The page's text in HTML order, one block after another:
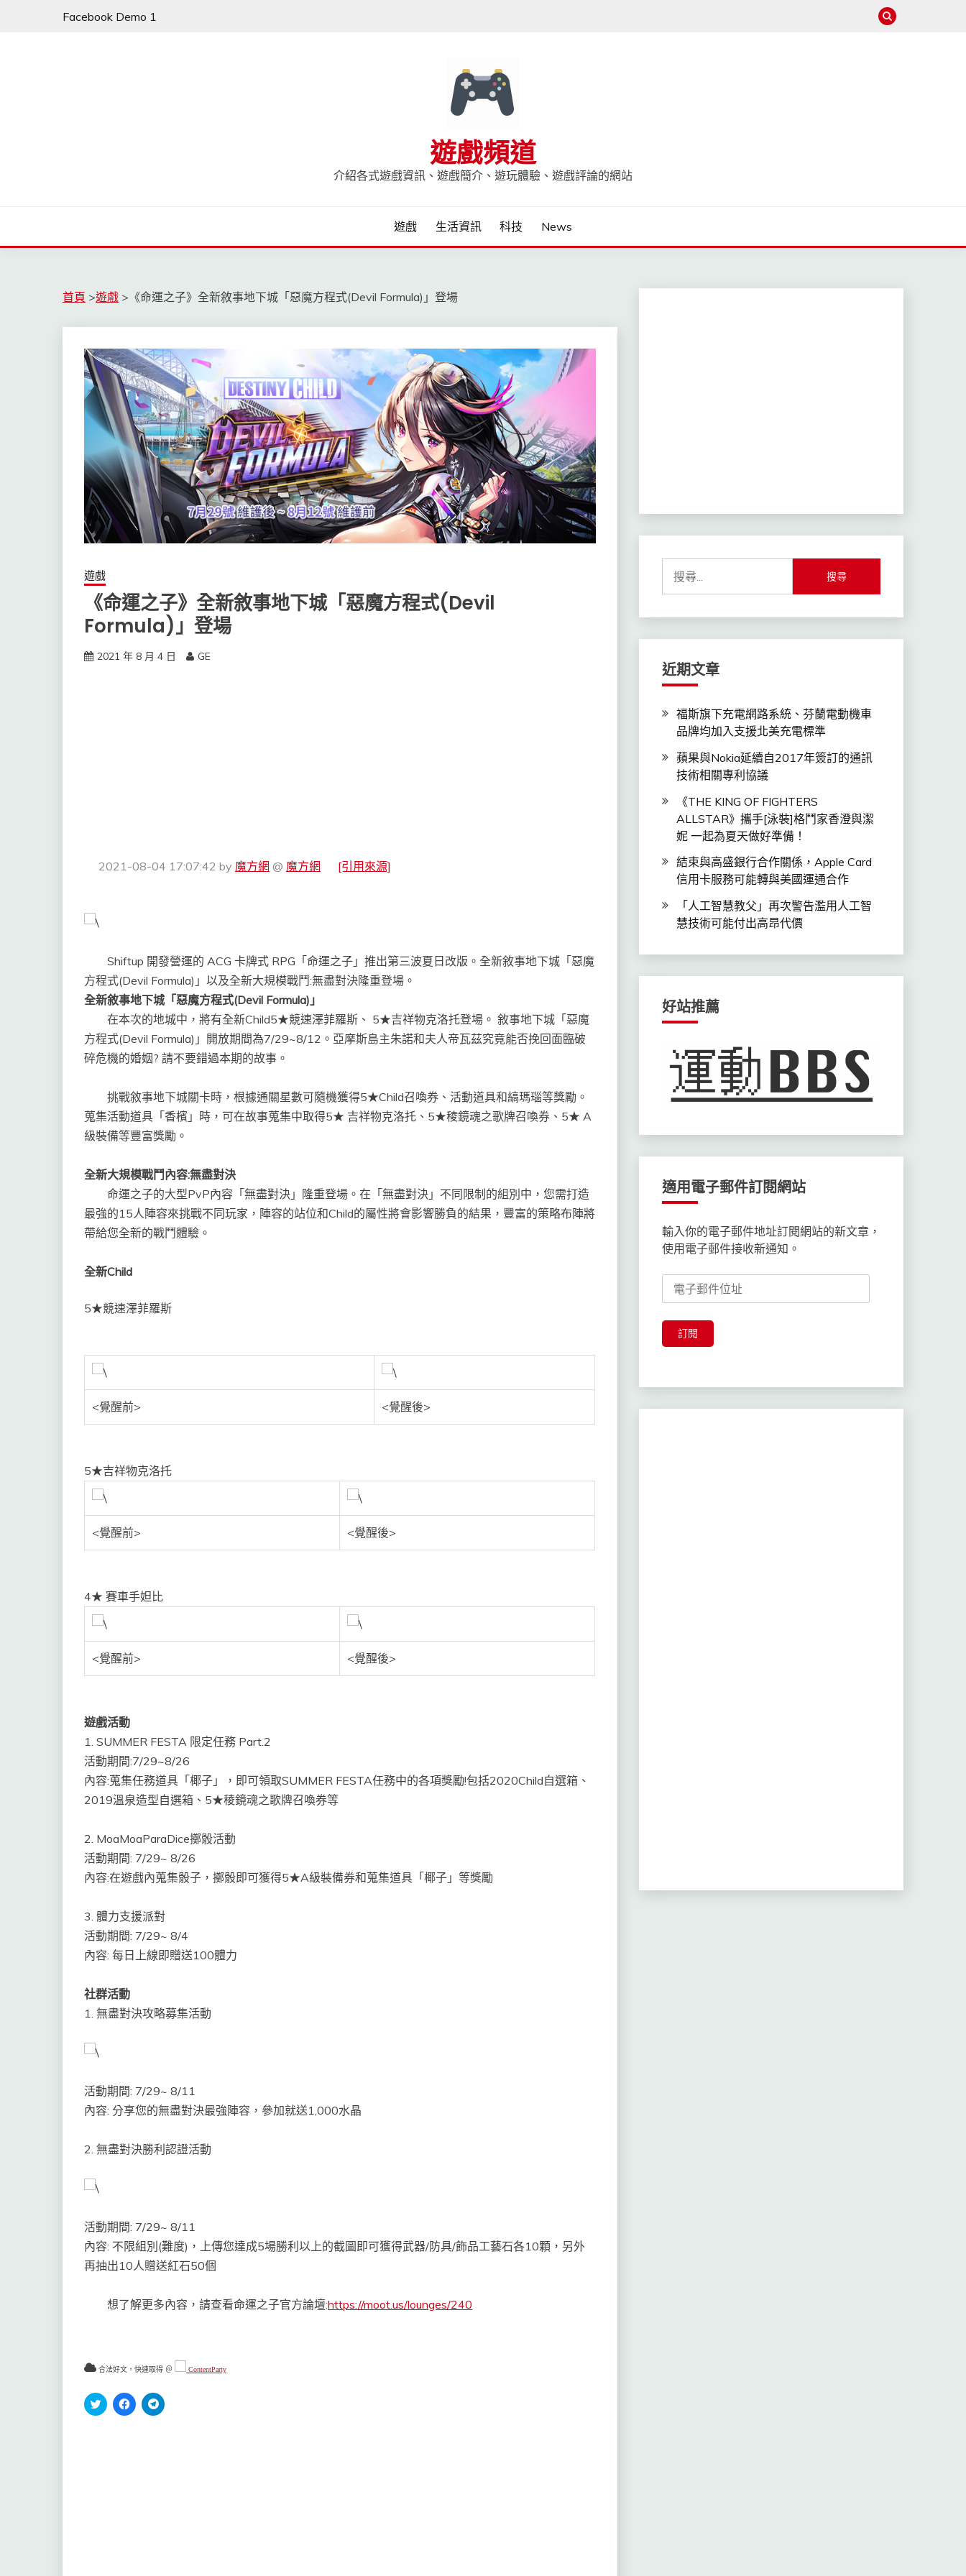
Facebook Demo 1
遊戲頻道
介紹各式遊戲資訊、遊戲簡介、遊玩體驗、遊戲評論的網站
遊戲 生活資訊 科技 News
首頁 >遊戲 > 《命運之子》全新敘事地下城「惡魔方程式(Devil Formula)」登場
遊戲
《命運之子》全新敘事地下城「惡魔方程式(Devil
Formula)」登場
2021 年 8 月 4 日 GE
2021-08-04 17:07:42 by 魔方網 @ 魔方網 [引用來源]
Shiftup 開發營運的 ACG 卡牌式 RPG「命運之子」推出第三波夏日改版。全新敘事地下城「惡魔
方程式(Devil Formula)」以及全新大規模戰鬥:無盡對決隆重登場。
全新敘事地下城「惡魔方程式(Devil Formula)」
在本次的地城中，將有全新Child5★競速澤菲羅斯、 5★吉祥物克洛托登場。 敘事地下城「惡魔
方程式(Devil Formula)」開放期間為7/29~8/12。亞摩斯島主朱諾和夫人帝瓦茲究竟能否挽回面臨破
碎危機的婚姻? 請不要錯過本期的故事。
挑戰敘事地下城關卡時，根據通關星數可隨機獲得5★Child召喚券、活動道具和縞瑪瑙等獎勵。
蒐集活動道具「香檳」時，可在故事蒐集中取得5★ 吉祥物克洛托、5★稜鏡魂之歌牌召喚券、5★ A
級裝備等豐富獎勵。
全新大規模戰鬥內容:無盡對決
命運之子的大型PvP內容「無盡對決」隆重登場。在「無盡對決」不同限制的組別中，您需打造
最強的15人陣容來挑戰不同玩家，陣容的站位和Child的屬性將會影響勝負的結果，豐富的策略布陣將
帶給您全新的戰鬥體驗。
全新Child
5★競速澤菲羅斯
<覺醒前> <覺醒後>
5★吉祥物克洛托
<覺醒前> <覺醒後>
4★ 賽車手妲比
<覺醒前> <覺醒後>
遊戲活動
1. SUMMER FESTA 限定任務 Part.2
活動期間:7/29~8/26
內容:蒐集任務道具「椰子」，即可領取SUMMER FESTA任務中的各項獎勵!包括2020Child自選箱、
2019溫泉造型自選箱、5★稜鏡魂之歌牌召喚券等
2. MoaMoaParaDice擲骰活動
活動期間: 7/29~ 8/26
內容:在遊戲內蒐集骰子，擲骰即可獲得5★A級裝備券和蒐集道具「椰子」等獎勵
3. 體力支援派對
活動期間: 7/29~ 8/4
內容: 每日上線即贈送100體力
社群活動
1. 無盡對決攻略募集活動
活動期間: 7/29~ 8/11
內容: 分享您的無盡對決最強陣容，參加就送1,000水晶
2. 無盡對決勝利認證活動
活動期間: 7/29~ 8/11
內容: 不限組別(難度)，上傳您達成5場勝利以上的截圖即可獲得武器/防具/飾品工藝石各10顆，另外
再抽出10人贈送紅石50個
想了解更多內容，請查看命運之子官方論壇:https://moot.us/lounges/240
合法好文，快速取得 ＠ ContentParty
分
享
按
一
按
一
鍵
字:
近期文章
福斯旗下充電網路系統、芬蘭電動機車
品牌均加入支援北美充電標準
蘋果與Nokia延續自2017年簽訂的通訊
技術相關專利協議
《THE KING OF FIGHTERS
ALLSTAR》攜手[泳裝]格鬥家香澄與潔
妮 一起為夏天做好準備！
結束與高盛銀行合作關係，Apple Card
信用卡服務可能轉與美國運通合作
「人工智慧教父」再次警告濫用人工智
慧技術可能付出高昂代價
好站推薦
適用電子郵件訂閱網站
輸入你的電子郵件地址訂閱網站的新文章，
使用電子郵件接收新通知。
子
郵
位
訂閱